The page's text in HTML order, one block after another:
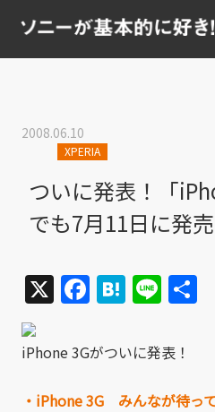
2008.06.10
XPERIA
ついに発表！「
でも7月11日に発売
X Facebook
Hatena
Line
iPhone 3Gがついに発表！
・iPhone 3G みんなが待っ